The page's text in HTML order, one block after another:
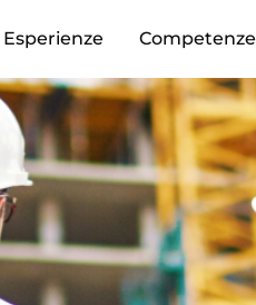
Esperienze Competenze